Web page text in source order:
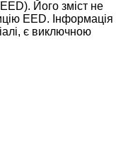
Його зміст не
EED. Інформація
є виключною